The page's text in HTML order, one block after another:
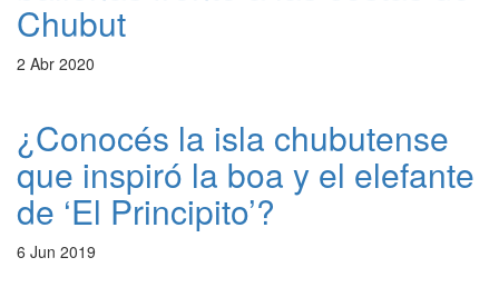
Chubut
2 Abr 2020
¿Conocés la isla chubutense
que inspiró la boa y el elefante
de ‘El Principito’?
6 Jun 2019